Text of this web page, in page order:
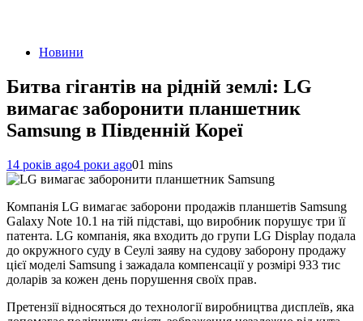
Новини
Битва гігантів на рідній землі: LG
вимагає заборонити планшетник
Samsung в Південній Кореї
14 років ago4 роки ago01 mins
Компанія LG вимагає заборони продажів планшетів Samsung
Galaxy Note 10.1 на тій підставі, що виробник порушує три її
патента. LG компанія, яка входить до групи LG Display подала
до окружного суду в Сеулі заяву на судову заборону продажу
цієї моделі Samsung і зажадала компенсації у розмірі 933 тис
доларів за кожен день порушення своїх прав.
Претензії відносяться до технології виробництва дисплеїв, яка